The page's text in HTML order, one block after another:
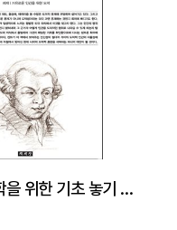
도덕 형이상학을 위한 기초 놓기 - 책세상 문고 고전의 세계 022